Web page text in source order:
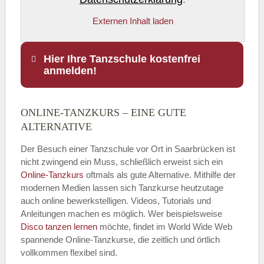
Externen Inhalt laden
Hier Ihre Tanzschule kostenfrei
anmelden!
Name
E-Mail*
Name der Tanzschule
ONLINE-TANZKURS – EINE GUTE
ALTERNATIVE
Der Besuch einer Tanzschule vor Ort in Saarbrücken ist
nicht zwingend ein Muss, schließlich erweist sich ein
Online-Tanzkurs oftmals als gute Alternative. Mithilfe der
modernen Medien lassen sich Tanzkurse heutzutage
auch online bewerkstelligen. Videos, Tutorials und
Anleitungen machen es möglich. Wer beispielsweise
Disco tanzen lernen möchte, findet im World Wide Web
spannende Online-Tanzkurse, die zeitlich und örtlich
vollkommen flexibel sind.